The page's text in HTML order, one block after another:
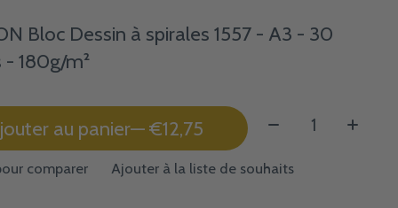
Bloc Dessin à spirales 1557 - A3 - 30
- 180g/m²
au panier — €12,75 Quantité:
comparer Ajouter à la liste de souhaits